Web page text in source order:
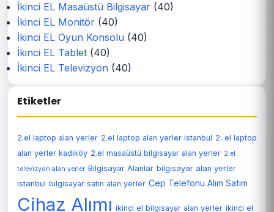
İkinci EL Masaüstü Bilgisayar (40)
İkinci EL Monitör (40)
İkinci EL Oyun Konsolu (40)
İkinci EL Tablet (40)
İkinci EL Televizyon (40)
Etiketler
2.el laptop alan yerler 2.el laptop alan yerler istanbul 2. el laptop
alan yerler kadıköy 2.el masaüstü bilgisayar alan yerler 2.el
televizyon alan yerler Bilgisayar Alanlar bilgisayar alan yerler
istanbul bilgisayar satın alan yerler Cep Telefonu Alım Satım
Cihaz Alımı ikinci el bilgisayar alan yerler ikinci el